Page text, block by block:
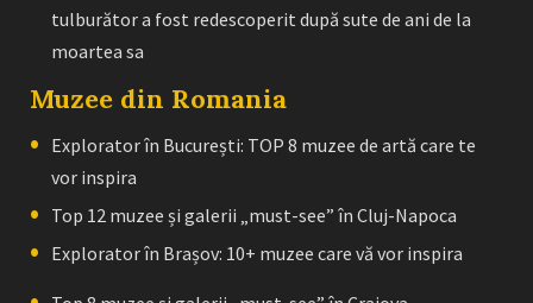
tulburător a fost redescoperit după sute de ani de la
moartea sa
Muzee din Romania
Explorator în București: TOP 8 muzee de artă care te
vor inspira
Top 12 muzee și galerii „must-see” în Cluj-Napoca
Explorator în Brașov: 10+ muzee care vă vor inspira